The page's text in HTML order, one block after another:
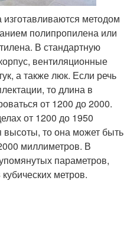
методом
полипропилена или
В стандартную
вентиляционные
а также люк. Если речь
то длина в
от 1200 до 2000.
от 1200 до 1950
высоты, то она может быть
миллиметров. В
параметров,
метров.